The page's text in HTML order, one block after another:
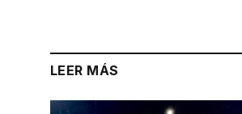
LEER MÁS